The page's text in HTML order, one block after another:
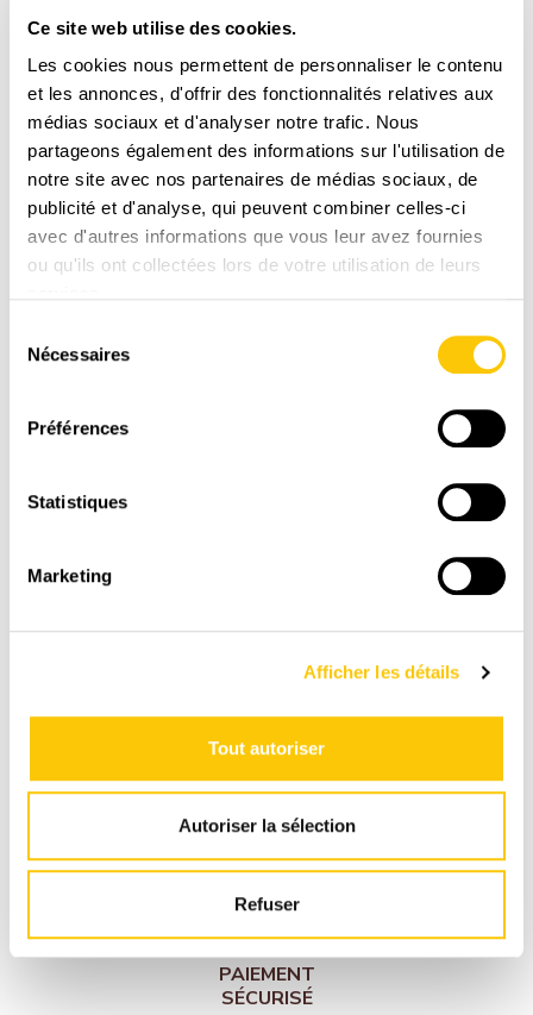
Ce site web utilise des cookies.
Les cookies nous permettent de personnaliser le contenu
et les annonces, d'offrir des fonctionnalités relatives aux
médias sociaux et d'analyser notre trafic. Nous
partageons également des informations sur l'utilisation de
notre site avec nos partenaires de médias sociaux, de
publicité et d'analyse, qui peuvent combiner celles-ci
avec d'autres informations que vous leur avez fournies
ou qu'ils ont collectées lors de votre utilisation de leurs
Nécessaires
Préférences
Statistiques
Marketing
Afficher les détails
Tout autoriser
Autoriser la sélection
Refuser
Donnez votre avis sur le produit
Seulement les utilisateurs enregistrés peuvent rédiger
un commentaire. S'il vous plaîtEnregistrez-vousou
créez un compte
1-3 jours ouvrables avec La Poste CH
PAIEMENT
SÉCURISÉ